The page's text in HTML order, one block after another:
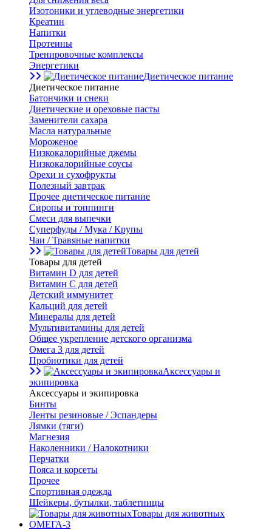
Изотоники и углеводные энергетики
Креатин
Напитки
Протеины
Тренировочные комплексы
Энергетики
Диетическое питание
Диетическое питание
Батончики и снеки
Диетические и ореховые пасты
Заменители сахара
Масла натуральные
Мороженое
Низкокалорийные джемы
Низкокалорийные соусы
Орехи и сухофрукты
Полезный завтрак
Прочее диетическое питание
Сиропы и топпинги
Смеси для выпечки
Суперфуды / Мука / Крупы
Чаи / Травяные напитки
Товары для детей
Товары для детей
Витамин D для детей
Витамин С для детей
Детский иммунитет
Кальций для детей
Минералы для детей
Мультивитамины для детей
Общее укрепление детского организма
Омега 3 для детей
Пробиотики для детей
Аксессуары и
экипировка
Аксессуары и экипировка
Бинты
Ленты резиновые / Эспандеры
Лямки (тяги)
Магнезия
Наколенники / Налокотники
Перчатки
Пояса и корсеты
Прочее
Спортивная одежда
Шейкеры, бутылки, таблетницы
Товары для животных
ОМЕГА-3